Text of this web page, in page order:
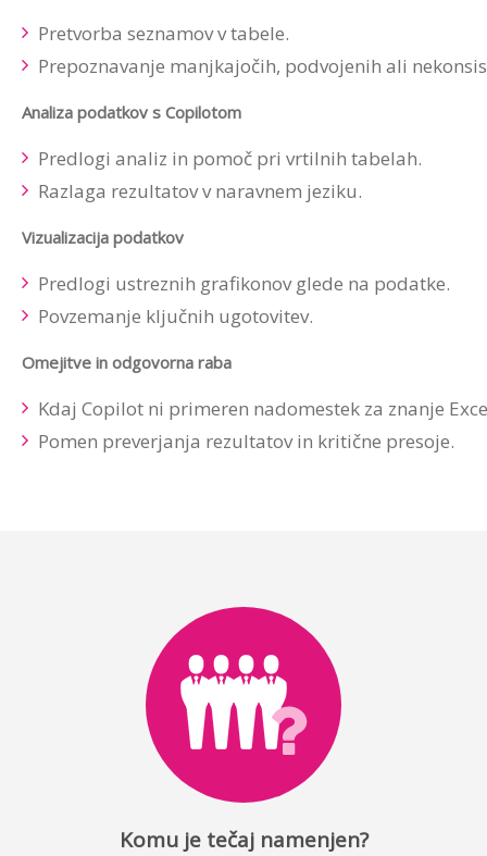
Pretvorba seznamov v tabele.
Prepoznavanje manjkajočih, podvojenih ali
Analiza podatkov s Copilotom
Predlogi analiz in pomoč pri vrtilnih tabelah.
Razlaga rezultatov v naravnem jeziku.
Vizualizacija podatkov
Predlogi ustreznih grafikonov glede na podatke.
Povzemanje ključnih ugotovitev.
Omejitve in odgovorna raba
Kdaj Copilot ni primeren nadomestek za znanje
Pomen preverjanja rezultatov in kritične presoje.
Komu je tečaj namenjen?